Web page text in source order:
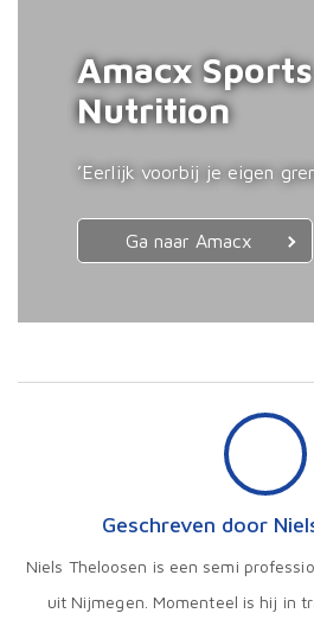
Amacx Sports
Nutrition
’Eerlijk voorbij je eigen
Ga naar Amacx
Geschreven door
Niels Theloosen is een semi
uit Nijmegen. Momenteel is hij in